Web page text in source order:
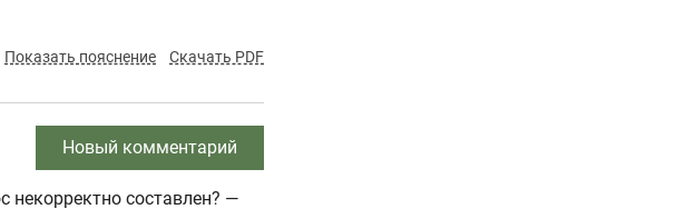
Показать пояснение Скачать PDF
Новый комментарий
некорректно составлен? —